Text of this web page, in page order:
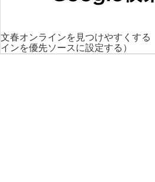
文春オンラインを見つけやすくする
インを優先ソースに設定する）